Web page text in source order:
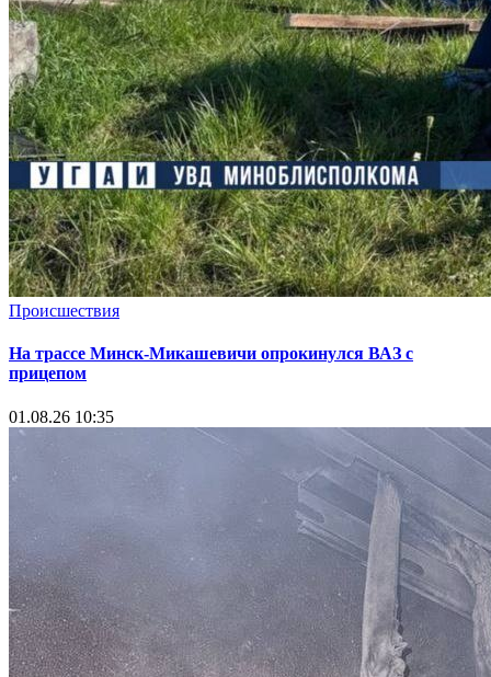
Происшествия
На трассе Минск-Микашевичи опрокинулся ВАЗ с
прицепом
01.08.26 10:35